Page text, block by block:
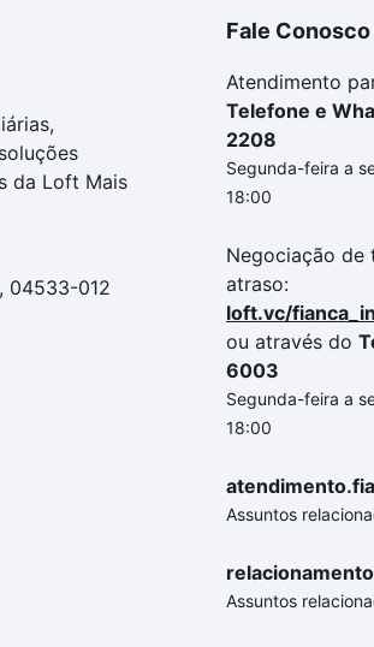
da Loft Mais
04533-012
Fale Conosco
Atendimento
Telefone e
2208
Segunda-feira a
18:00
Negociação de
atraso:
loft.vc/
ou através do
6003
Segunda-feira a
18:00
Assuntos
Assuntos